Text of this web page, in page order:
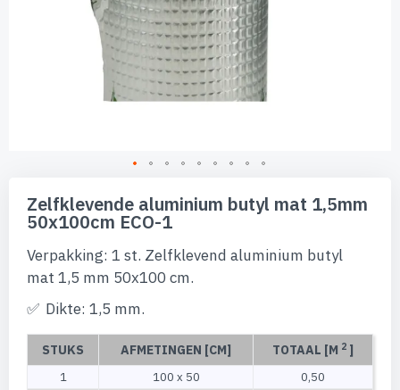
naar
begin
afbeeldingen-
Zelfklevende aluminium butyl mat 1,5mm
50x100cm ECO-1
Verpakking: 1 st. Zelfklevend aluminium butyl
mat 1,5 mm 50x100 cm.
Dikte: 1,5 mm.
STUKS AFMETINGEN [CM] TOTAAL [M 2 ]
1 100 x 50
0,50